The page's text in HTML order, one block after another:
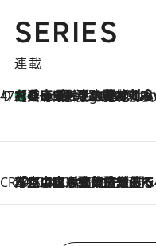
SERIES
連載
47都道府県の手みやげ ひんやりスイーツで夏を満喫
4 Hours Ago
【兵庫県】この夏絶対食べたい 冷やしておいしいおやつ3選 淡路島の恵みをジェラートに集約
CREA'S CHOICE
2026.8.7
「立川にも歌舞伎があるんだよ」 片岡仁左衛門・市川中車ら豪華座組みで4年目の立川立飛歌舞伎へ